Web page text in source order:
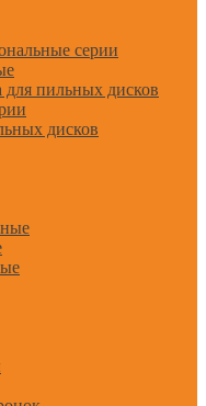
серии
для пильных дисков
дисков